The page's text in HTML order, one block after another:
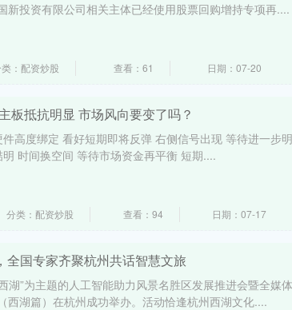
新投资有限公司相关主体已经使用股票回购增持专项再....
：配资炒股 查看：61 日期：07-20
板抵抗明显 市场风向要变了吗？
高度绑定 看好短期即将反弹 右侧信号出现 等待进一步
时间换空间 等待市场资金再平衡 短期....
分类：配资炒股 查看：94 日期：07-17
全国专家齐聚杭州共话智慧文旅
湖”为主题的人工智能助力风景名胜区发展推进会暨全媒
西湖篇）在杭州成功举办。活动恰逢杭州西湖文化....